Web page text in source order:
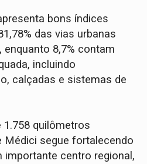
bons índices
das vias urbanas
8,7% contam
incluindo
calçadas e sistemas de
1.758 quilômetros
Médici segue fortalecendo
centro regional,